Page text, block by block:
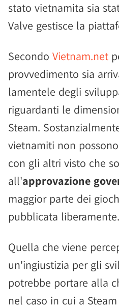
stato vietnamita sia
Valve gestisce la
Secondo Vietnam.net
provvedimento sia
lamentele degli
riguardanti le
Steam.
vietnamiti non
con gli altri visto che
all'approvazione
maggior parte dei
pubblicata liberamente.
Quella che viene
un'ingiustizia per gli
potrebbe portare alla
nel caso in cui a